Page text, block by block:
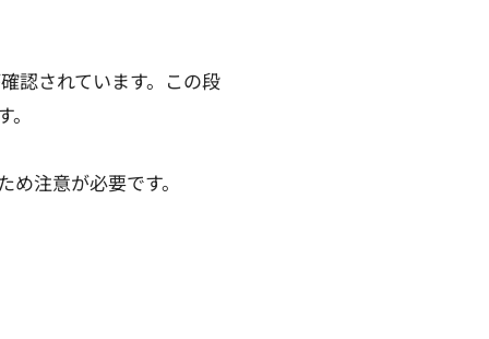
認されています。この段
注意が必要です。